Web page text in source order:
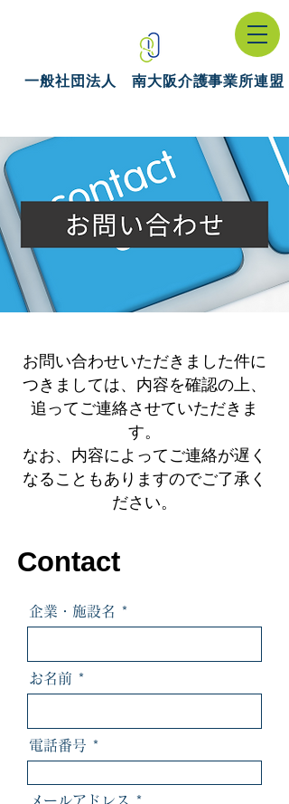
一般社団法人 南大阪介護事業所連盟
お問い合わせいただきました件に
つきましては、内容を確認の上、
追ってご連絡させていただきま
す。
​なお、内容によってご連絡が遅く
なることもありますのでご了承く
ださい。
Contact
企業・施設名
お名前
電話番号
メールアドレス